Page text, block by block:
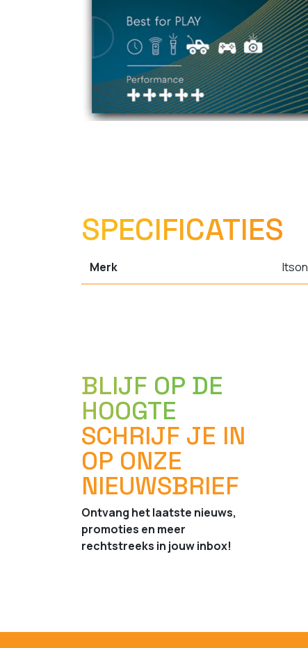
SPECIFICATIES
Merk Itson
BLIJF OP DE
HOOGTE
SCHRIJF JE IN
OP ONZE
NIEUWSBRIEF
Ontvang het laatste nieuws,
promoties en meer
rechtstreeks in jouw inbox!